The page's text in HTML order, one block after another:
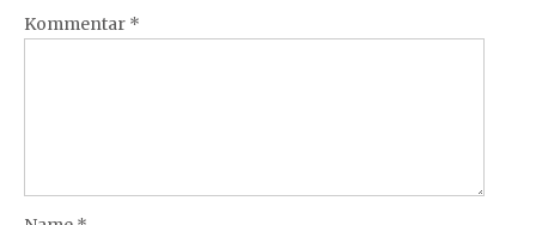
Kommentar *